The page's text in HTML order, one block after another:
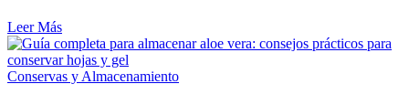
Leer Más
Conservas y Almacenamiento